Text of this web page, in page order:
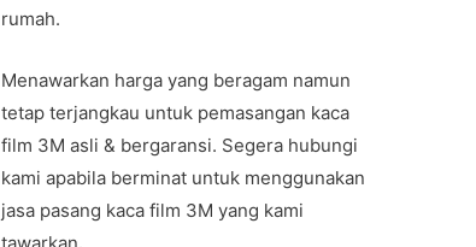
rumah.
Menawarkan harga yang beragam namun
tetap terjangkau untuk pemasangan kaca
film 3M asli & bergaransi. Segera hubungi
kami apabila berminat untuk menggunakan
jasa pasang kaca film 3M yang kami